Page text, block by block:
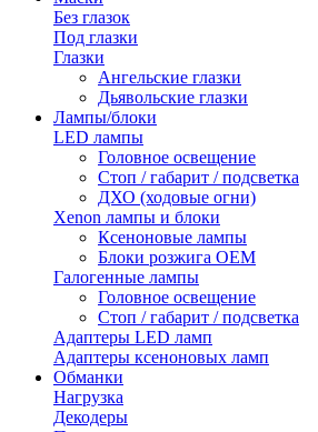
Без глазок
Под глазки
Глазки
Ангельские глазки
Дьявольские глазки
Лампы/блоки
LED лампы
Головное освещение
Стоп / габарит / подсветка
ДХО (ходовые огни)
Xenon лампы и блоки
Ксеноновые лампы
Блоки розжига OEM
Галогенные лампы
Головное освещение
Стоп / габарит / подсветка
Адаптеры LED ламп
Адаптеры ксеноновых ламп
Обманки
Нагрузка
Декодеры